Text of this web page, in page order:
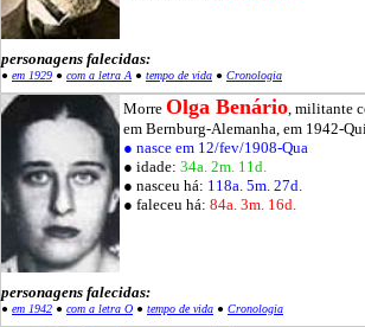
personagens falecidas:
● em 1929 ● com a letra A ● tempo de vida ● Cronologia
Morre Olga Benário, militante
em Bernburg-Alemanha, em 1942-
● nasce em 12/fev/1908-Qua
● idade: 34a. 2m. 11d.
● nasceu há: 118a. 5m. 27d.
● faleceu há: 84a. 3m. 16d.
personagens falecidas:
● em 1942 ● com a letra O ● tempo de vida ● Cronologia